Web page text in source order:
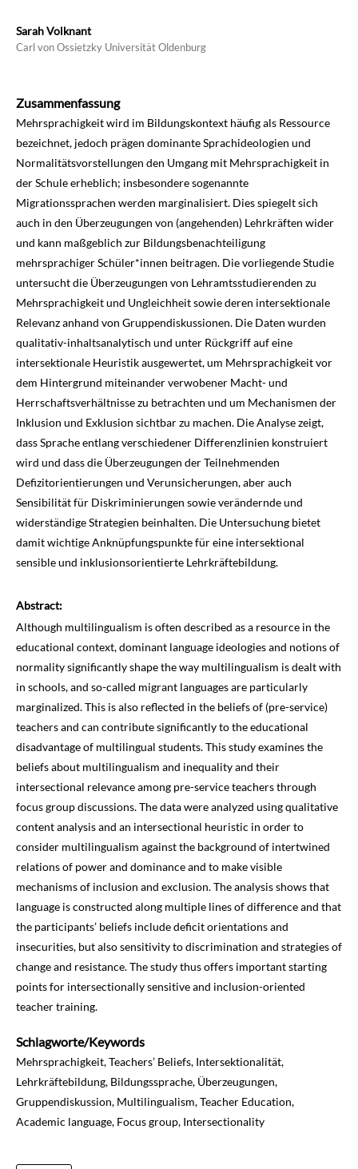
Sarah Volknant
Carl von Ossietzky Universität Oldenburg
Schlagworte/Keywords
Mehrsprachigkeit, Teachers’ Beliefs, Intersektionalität,
Lehrkräftebildung, Bildungssprache, Überzeugungen,
Gruppendiskussion, Multilingualism, Teacher Education,
Academic language, Focus group, Intersectionality
Zusammenfassung
Mehrsprachigkeit wird im Bildungskontext häufig als Ressource
bezeichnet, jedoch prägen dominante Sprachideologien und
Normalitätsvorstellungen den Umgang mit Mehrsprachigkeit in
der Schule erheblich; insbesondere sogenannte
Migrationssprachen werden marginalisiert. Dies spiegelt sich
auch in den Überzeugungen von (angehenden) Lehrkräften wider
und kann maßgeblich zur Bildungsbenachteiligung
mehrsprachiger Schüler*innen beitragen. Die vorliegende Studie
untersucht die Überzeugungen von Lehramtsstudierenden zu
Mehrsprachigkeit und Ungleichheit sowie deren intersektionale
Relevanz anhand von Gruppendiskussionen. Die Daten wurden
qualitativ-inhaltsanalytisch und unter Rückgriff auf eine
intersektionale Heuristik ausgewertet, um Mehrsprachigkeit vor
dem Hintergrund miteinander verwobener Macht- und
Herrschaftsverhältnisse zu betrachten und um Mechanismen der
Inklusion und Exklusion sichtbar zu machen. Die Analyse zeigt,
dass Sprache entlang verschiedener Differenzlinien konstruiert
wird und dass die Überzeugungen der Teilnehmenden
Defizitorientierungen und Verunsicherungen, aber auch
Sensibilität für Diskriminierungen sowie verändernde und
widerständige Strategien beinhalten. Die Untersuchung bietet
damit wichtige Anknüpfungspunkte für eine intersektional
sensible und inklusionsorientierte Lehrkräftebildung.
Abstract:
Although multilingualism is often described as a resource in the
educational context, dominant language ideologies and notions of
normality significantly shape the way multilingualism is dealt with
in schools, and so-called migrant languages are particularly
marginalized. This is also reflected in the beliefs of (pre-service)
teachers and can contribute significantly to the educational
disadvantage of multilingual students. This study examines the
beliefs about multilingualism and inequality and their
intersectional relevance among pre-service teachers through
focus group discussions. The data were analyzed using qualitative
content analysis and an intersectional heuristic in order to
consider multilingualism against the background of intertwined
relations of power and dominance and to make visible
mechanisms of inclusion and exclusion. The analysis shows that
language is constructed along multiple lines of difference and that
the participants’ beliefs include deficit orientations and
insecurities, but also sensitivity to discrimination and strategies of
change and resistance. The study thus offers important starting
points for intersectionally sensitive and inclusion-oriented
teacher training.